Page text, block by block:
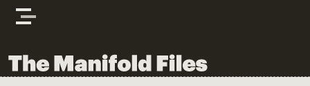
Skip to content
The Manifold Files